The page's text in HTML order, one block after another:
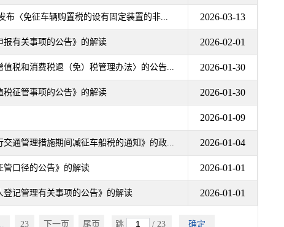
布〈免征车辆购置税的设有固定装置的非... 2026-03-13
报有关事项的公告》的解读 2026-02-01
税和消费税退（免）税管理办法〉的公告... 2026-01-30
税征管事项的公告》的解读 2026-01-30
2026-01-09
通管理措施期间减征车船税的通知》的政... 2026-01-04
管口径的公告》的解读 2026-01-01
记管理有关事项的公告》的解读 2026-01-01
23 下一页 尾页 跳 / 23 确定